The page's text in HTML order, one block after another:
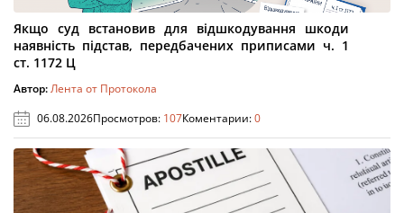
Якщо суд встановив для відшкодування шкоди
наявність підстав, передбачених приписами ч. 1
ст. 1172 Ц
Автор:Лента от Протокола
06.08.2026Просмотров: 107Коментарии:0